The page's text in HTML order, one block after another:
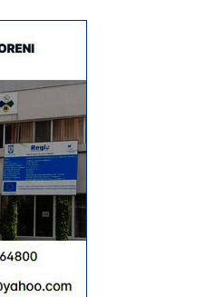
care se rupe de
unul elitist, doar de grup,
a obținut doar 334
care, în sondaje, este dat